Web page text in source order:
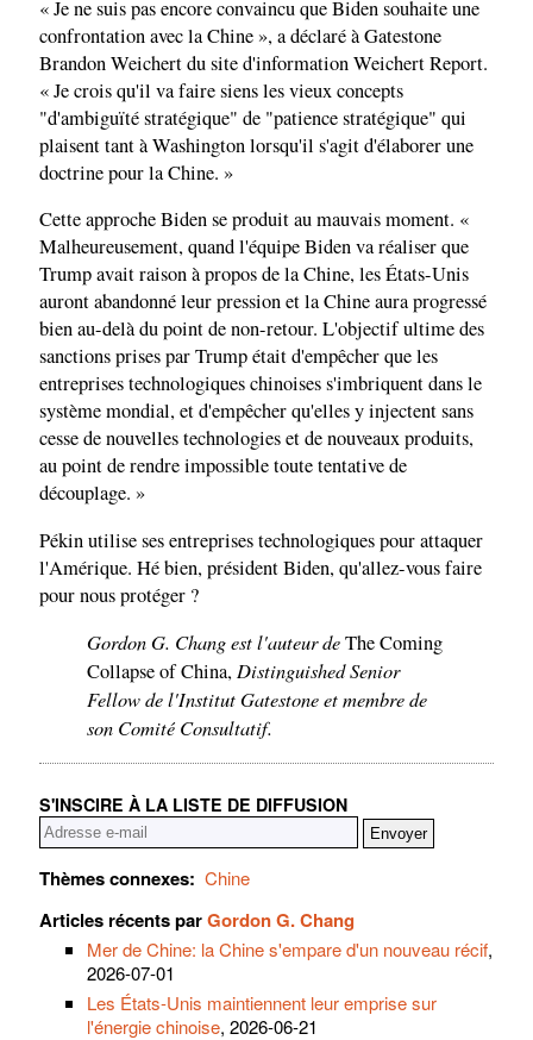
« Je ne suis pas encore convaincu que Biden souhaite une
confrontation avec la Chine », a déclaré à Gatestone
Brandon Weichert du site d'information Weichert Report.
« Je crois qu'il va faire siens les vieux concepts
"d'ambiguïté stratégique" de "patience stratégique" qui
plaisent tant à Washington lorsqu'il s'agit d'élaborer une
doctrine pour la Chine. »
Cette approche Biden se produit au mauvais moment. «
Malheureusement, quand l'équipe Biden va réaliser que
Trump avait raison à propos de la Chine, les États-Unis
auront abandonné leur pression et la Chine aura progressé
bien au-delà du point de non-retour. L'objectif ultime des
sanctions prises par Trump était d'empêcher que les
entreprises technologiques chinoises s'imbriquent dans le
système mondial, et d'empêcher qu'elles y injectent sans
cesse de nouvelles technologies et de nouveaux produits,
au point de rendre impossible toute tentative de
découplage. »
Pékin utilise ses entreprises technologiques pour attaquer
l'Amérique. Hé bien, président Biden, qu'allez-vous faire
pour nous protéger ?
Gordon G. Chang est l'auteur deThe Coming
Collapse of China, Distinguished Senior
Fellow de l'Institut Gatestone et membre de
son Comité Consultatif.
S'INSCIRE À LA LISTE DE DIFFUSION
Thèmes connexes: Chine
Articles récents parGordon G. Chang
Mer de Chine: la Chine s'empare d'un nouveau récif,
2026-07-01
Les États-Unis maintiennent leur emprise sur
l'énergie chinoise, 2026-06-21